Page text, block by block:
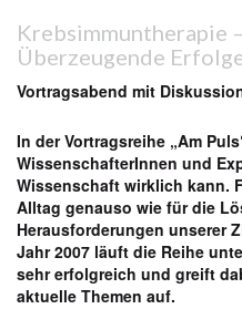
Krebsimmuntherapie
Überzeugende
Vortragsabend mit
In der Vortragsreihe „Am
WissenschafterInnen und
Wissenschaft wirklich kann.
Alltag genauso wie für die
Herausforderungen unserer
Jahr 2007 läuft die Reihe
sehr erfolgreich und greift
aktuelle Themen auf.